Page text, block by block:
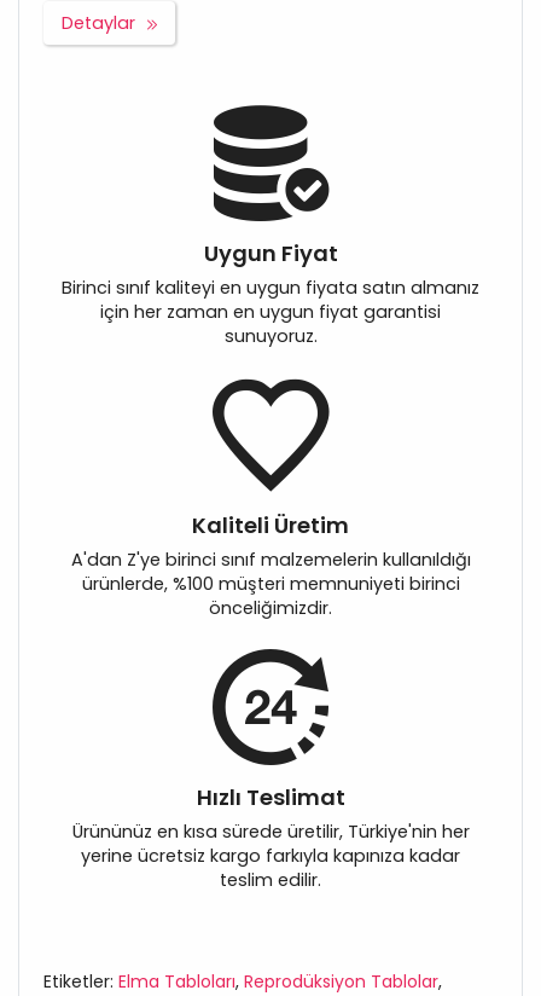
Detaylar
Uygun Fiyat
Birinci sınıf kaliteyi en uygun fiyata satın almanız
için her zaman en uygun fiyat garantisi
sunuyoruz.
Kaliteli Üretim
A'dan Z'ye birinci sınıf malzemelerin kullanıldığı
ürünlerde, %100 müşteri memnuniyeti birinci
önceliğimizdir.
Hızlı Teslimat
Ürününüz en kısa sürede üretilir, Türkiye'nin her
yerine ücretsiz kargo farkıyla kapınıza kadar
teslim edilir.
Etiketler: Elma Tabloları, Reprodüksiyon Tablolar,